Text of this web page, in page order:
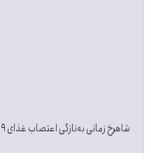
شاهرخ زمانی به‌تازگی اعتصاب غذای ۳۹ روزه خود را شکسته بود